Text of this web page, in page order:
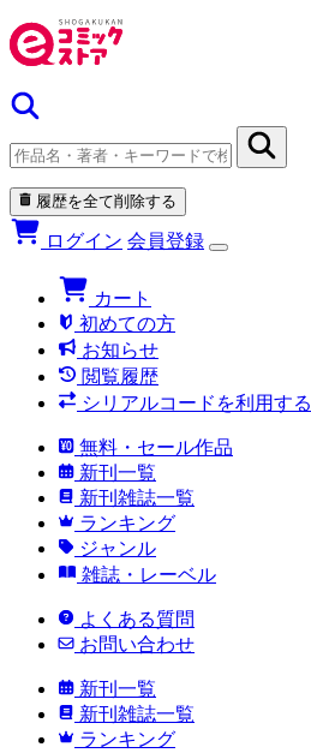
履歴を全て削除する
ログイン 会員登録
カート
初めての方
お知らせ
閲覧履歴
シリアルコードを利用する
無料・セール作品
新刊一覧
新刊雑誌一覧
ランキング
ジャンル
雑誌・レーベル
よくある質問
お問い合わせ
新刊一覧
新刊雑誌一覧
ランキング